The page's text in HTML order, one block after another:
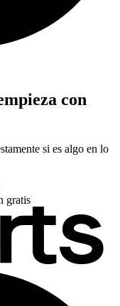
con
si es algo en lo
gratis